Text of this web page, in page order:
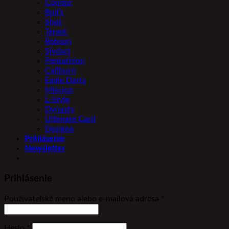
Condor
Bull’s
Shot
Target
Robson
Slydart
Pentathlon
Caliburn
Eagle Darts
Mission
L-Style
Dynasty
Ultimate Card
Designa
Prihlásenie
Newsletter
Prihlásenie
Používateľské meno alebo e-mailová adresa *